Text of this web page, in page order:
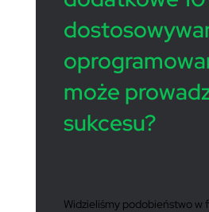
może
sukcesu?
Widzieliśmy podobieństwo w